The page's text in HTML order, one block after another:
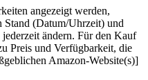
angezeigt werden,
Stand (Datum/Uhrzeit) und
ändern. Für den Kauf
Preis und Verfügbarkeit, die
Amazon-Website(s)]